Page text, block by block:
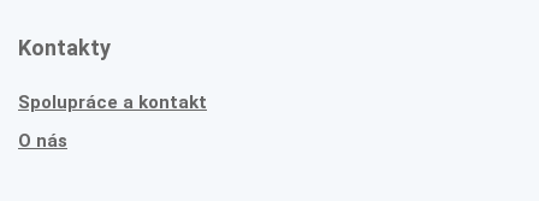
Kontakty
Spolupráce a kontakt
O nás